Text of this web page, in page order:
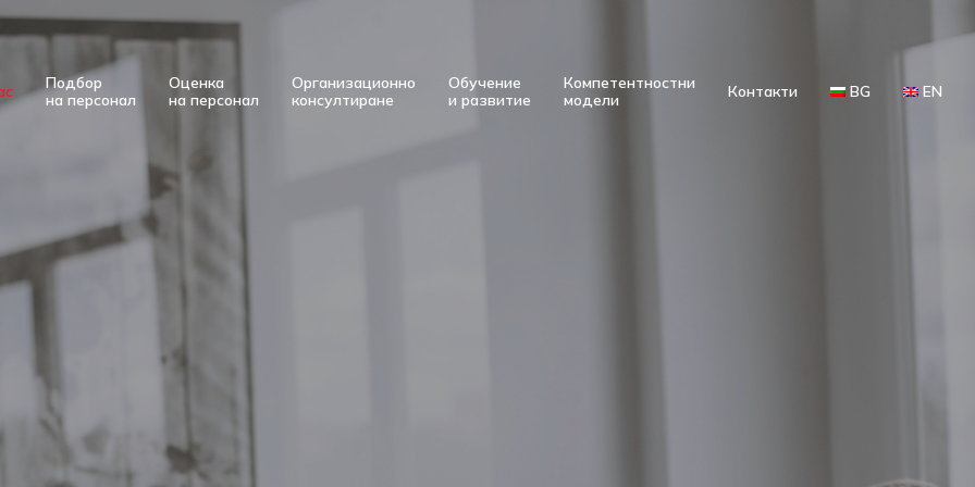
Подбор
на персонал
Оценка
на персонал
Организационно
консултиране
Обучение
и развитие
Компетентностни
модели
Контакти BG EN